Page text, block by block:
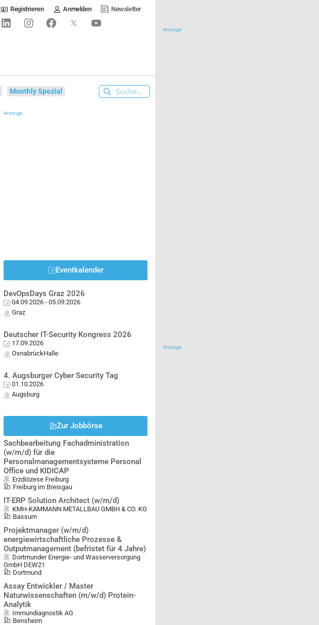
Registrieren Anmelden Newsletter
Monthly Spezial
Anzeige
Eventkalender
DevOpsDays Graz 2026
04.09.2026 - 05.09.2026
Graz
Deutscher IT-Security Kongress 2026
17.09.2026
OsnabrückHalle
4. Augsburger Cyber Security Tag
01.10.2026
Augsburg
Zur Jobbörse
Sachbearbeitung Fachadministration
(w/m/d) für die
Personalmanagementsysteme Personal
Office und KIDICAP
Erzdiözese Freiburg
Freiburg im Breisgau
IT-ERP Solution Architect (w/m/d)
KMH-KAMMANN METALLBAU GMBH & CO. KG
Bassum
Projektmanager (w/m/d)
energiewirtschaftliche Prozesse &
Outputmanagement (befristet für 4 Jahre)
Dortmunder Energie- und Wasserversorgung
GmbH DEW21
Dortmund
Assay Entwickler / Master
Naturwissenschaften (m/w/d) Protein-
Analytik
Immundiagnostik AG
Bensheim
Anzeige
Anzeige